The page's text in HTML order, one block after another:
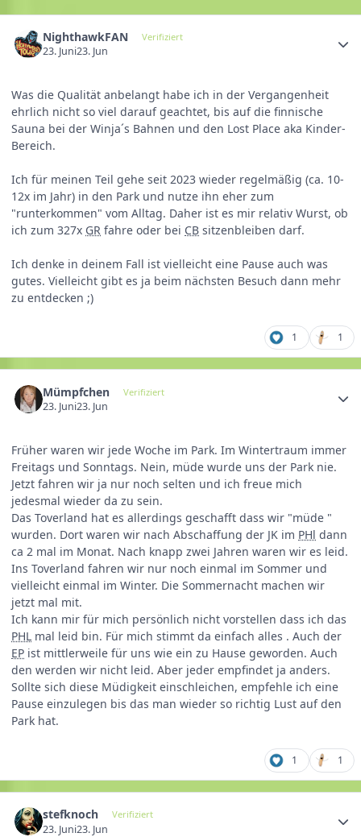
NighthawkFAN Verifiziert
23. Juni23. Jun
Was die Qualität anbelangt habe ich in der Vergangenheit
ehrlich nicht so viel darauf geachtet, bis auf die finnische
Sauna bei der Winja´s Bahnen und den Lost Place aka Kinder-
Bereich.
Ich für meinen Teil gehe seit 2023 wieder regelmäßig (ca. 10-
12x im Jahr) in den Park und nutze ihn eher zum
"runterkommen" vom Alltag. Daher ist es mir relativ Wurst, ob
ich zum 327x GR fahre oder bei CB sitzenbleiben darf.
Ich denke in deinem Fall ist vielleicht eine Pause auch was
gutes. Vielleicht gibt es ja beim nächsten Besuch dann mehr
zu entdecken ;)
1 1
Mümpfchen Verifiziert
23. Juni23. Jun
Früher waren wir jede Woche im Park. Im Wintertraum immer
Freitags und Sonntags. Nein, müde wurde uns der Park nie.
Jetzt fahren wir ja nur noch selten und ich freue mich
jedesmal wieder da zu sein.
Das Toverland hat es allerdings geschafft dass wir "müde "
wurden. Dort waren wir nach Abschaffung der JK im PHl dann
ca 2 mal im Monat. Nach knapp zwei Jahren waren wir es leid.
Ins Toverland fahren wir nur noch einmal im Sommer und
vielleicht einmal im Winter. Die Sommernacht machen wir
jetzt mal mit.
Ich kann mir für mich persönlich nicht vorstellen dass ich das
PHL mal leid bin. Für mich stimmt da einfach alles . Auch der
EP ist mittlerweile für uns wie ein zu Hause geworden. Auch
den werden wir nicht leid. Aber jeder empfindet ja anders.
Sollte sich diese Müdigkeit einschleichen, empfehle ich eine
Pause einzulegen bis das man wieder so richtig Lust auf den
Park hat.
1 1
stefknoch Verifiziert
23. Juni23. Jun